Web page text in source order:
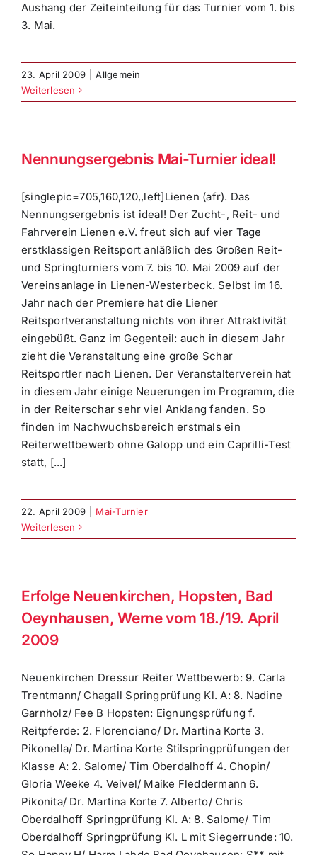
Aushang der Zeiteinteilung für das Turnier vom 1. bis
3. Mai.
23. April 2009
Allgemein
Weiterlesen
Nennungsergebnis Mai-Turnier ideal!
[singlepic=705,160,120,,left]Lienen (afr). Das
Nennungsergebnis ist ideal! Der Zucht-, Reit- und
Fahrverein Lienen e.V. freut sich auf vier Tage
erstklassigen Reitsport anläßlich des Großen Reit-
und Springturniers vom 7. bis 10. Mai 2009 auf der
Vereinsanlage in Lienen-Westerbeck. Selbst im 16.
Jahr nach der Premiere hat die Liener
Reitsportveranstaltung nichts von ihrer Attraktivität
eingebüßt. Ganz im Gegenteil: auch in diesem Jahr
zieht die Veranstaltung eine große Schar
Reitsportler nach Lienen. Der Veranstalterverein hat
in diesem Jahr einige Neuerungen im Programm, die
in der Reiterschar sehr viel Anklang fanden. So
finden im Nachwuchsbereich erstmals ein
Reiterwettbewerb ohne Galopp und ein Caprilli-Test
statt, [...]
22. April 2009
Mai-Turnier
Weiterlesen
Erfolge Neuenkirchen, Hopsten, Bad
Oeynhausen, Werne vom 18./19. April
2009
Neuenkirchen Dressur Reiter Wettbewerb: 9. Carla
Trentmann/ Chagall Springprüfung Kl. A: 8. Nadine
Garnholz/ Fee B Hopsten: Eignungsprüfung f.
Reitpferde: 2. Florenciano/ Dr. Martina Korte 3.
Pikonella/ Dr. Martina Korte Stilspringprüfungen der
Klasse A: 2. Salome/ Tim Oberdalhoff 4. Chopin/
Gloria Weeke 4. Veivel/ Maike Fleddermann 6.
Pikonita/ Dr. Martina Korte 7. Alberto/ Chris
Oberdalhoff Springprüfung Kl. A: 8. Salome/ Tim
Oberdalhoff Springprüfung Kl. L mit Siegerrunde: 10.